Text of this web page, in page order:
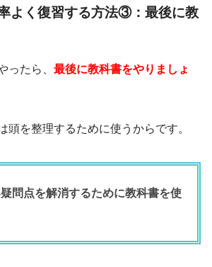
よく復習する方法③：最後に教
ったら、 最後に教科書をやりましょ
頭を整理するために使うからです。
問点を解消するために教科書を使